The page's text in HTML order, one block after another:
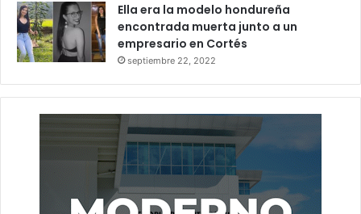
Ella era la modelo hondureña
encontrada muerta junto a un
empresario en Cortés
septiembre 22, 2022